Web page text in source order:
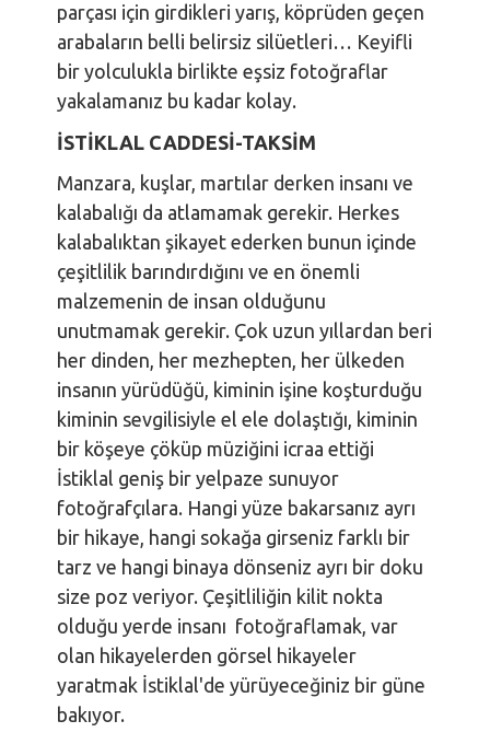
parçası için girdikleri yarış, köprüden geçen
arabaların belli belirsiz silüetleri… Keyifli
bir yolculukla birlikte eşsiz fotoğraflar
yakalamanız bu kadar kolay.
İSTİKLAL CADDESİ-TAKSİM
Manzara, kuşlar, martılar derken insanı ve
kalabalığı da atlamamak gerekir. Herkes
kalabalıktan şikayet ederken bunun içinde
çeşitlilik barındırdığını ve en önemli
malzemenin de insan olduğunu
unutmamak gerekir. Çok uzun yıllardan beri
her dinden, her mezhepten, her ülkeden
insanın yürüdüğü, kiminin işine koşturduğu
kiminin sevgilisiyle el ele dolaştığı, kiminin
bir köşeye çöküp müziğini icraa ettiği
İstiklal geniş bir yelpaze sunuyor
fotoğrafçılara. Hangi yüze bakarsanız ayrı
bir hikaye, hangi sokağa girseniz farklı bir
tarz ve hangi binaya dönseniz ayrı bir doku
size poz veriyor. Çeşitliliğin kilit nokta
olduğu yerde insanı fotoğraflamak, var
olan hikayelerden görsel hikayeler
yaratmak İstiklal'de yürüyeceğiniz bir güne
bakıyor.